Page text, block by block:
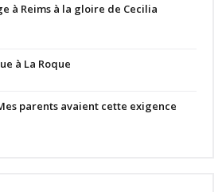
à Reims à la gloire de Cecilia
à La Roque
parents avaient cette exigence